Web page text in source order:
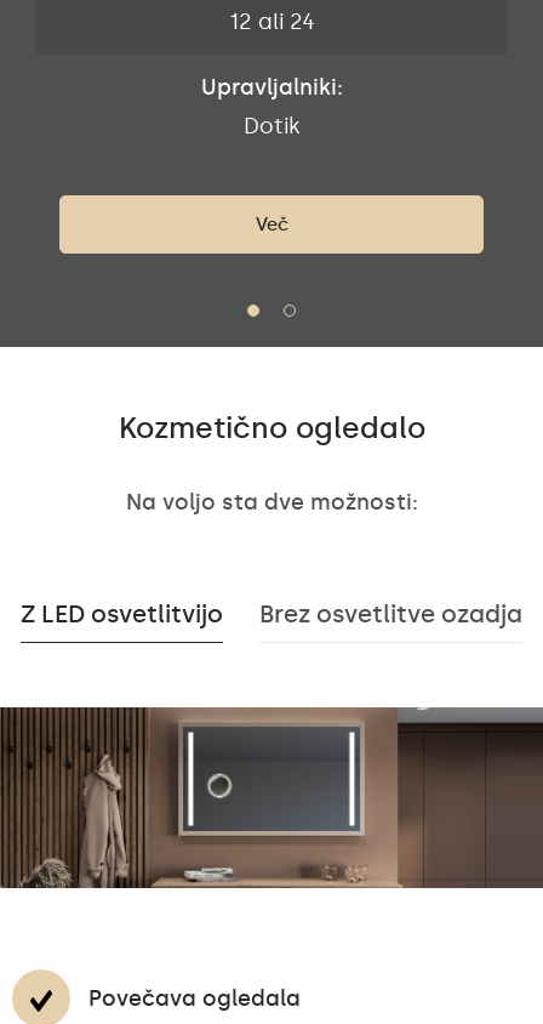
12 ali 24
Upravljalniki:
Dotik
Več
Kozmetično ogledalo
Na voljo sta dve možnosti:
Z LED osvetlitvijo Brez osvetlitve ozadja
Povečava ogledala